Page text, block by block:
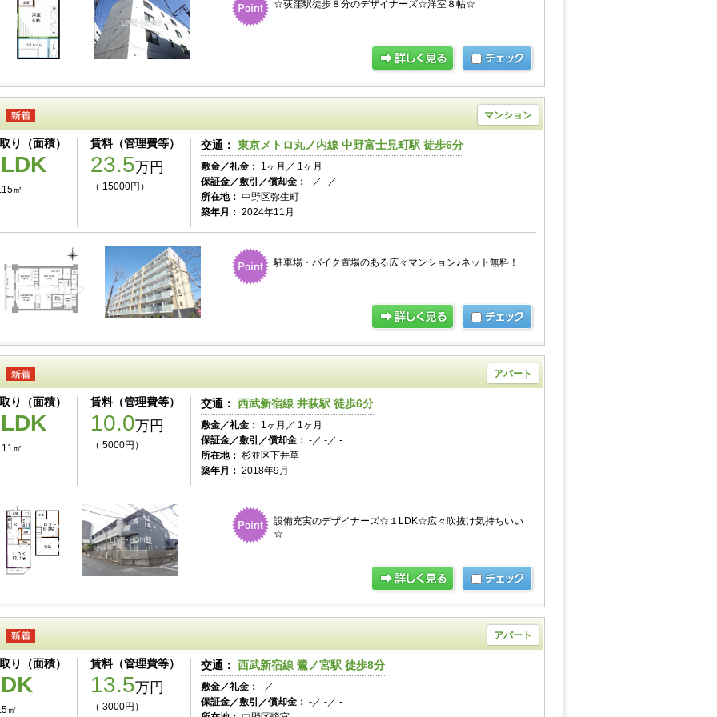
☆荻窪駅徒歩８分のデザイナーズ☆洋室８帖☆
マンション
り（面積）
㎡
賃料（管理費等）
23.5万円
（ 15000円）
交通： 東京メトロ丸ノ内線 中野富士見町駅 徒歩6分
敷金／礼金： 1ヶ月／ 1ヶ月
保証金／敷引／償却金： -／ -／ -
所在地： 中野区弥生町
築年月： 2024年11月
駐車場・バイク置場のある広々マンション♪ネット無料！
アパート
り（面積）
㎡
賃料（管理費等）
10.0万円
（ 5000円）
交通： 西武新宿線 井荻駅 徒歩6分
敷金／礼金： 1ヶ月／ 1ヶ月
保証金／敷引／償却金： -／ -／ -
所在地： 杉並区下井草
築年月： 2018年9月
設備充実のデザイナーズ☆１LDK☆広々吹抜け気持ちいい
☆
アパート
り（面積）
㎡
賃料（管理費等）
13.5万円
（ 3000円）
交通： 西武新宿線 鷺ノ宮駅 徒歩8分
敷金／礼金： -／ -
保証金／敷引／償却金： -／ -／ -